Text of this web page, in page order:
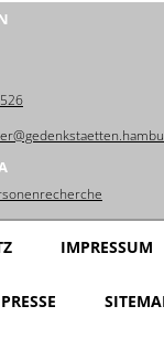
IMPRESSUM
PRESSE